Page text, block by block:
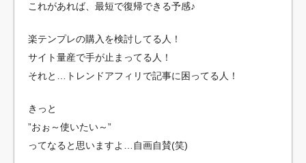
これがあれば、最短で復帰できる予感♪
楽テンプレの購入を検討してる人！
サイト量産で手が止まってる人！
それと…トレンドアフィリで記事に困ってる人！
きっと
”おぉ～使いたい～”
ってなると思いますよ…自画自賛(笑)